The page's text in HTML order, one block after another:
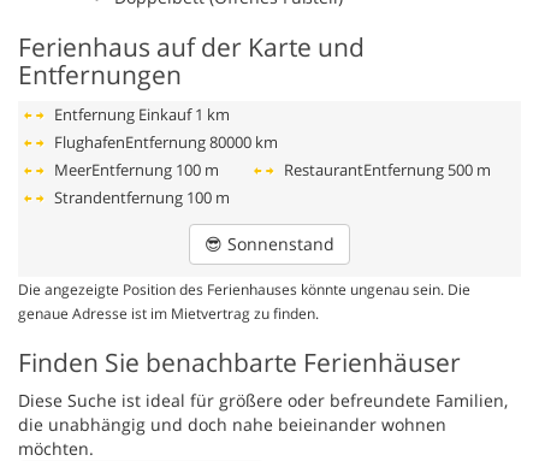
Ferienhaus auf der Karte und
Entfernungen
Entfernung Einkauf 1 km
FlughafenEntfernung80000 km
MeerEntfernung 100 m RestaurantEntfernung 500 m
Strandentfernung 100 m
😎 Sonnenstand
Die angezeigte Position des Ferienhauses könnte ungenau sein. Die
genaue Adresse ist im Mietvertrag zu finden.
Finden Sie benachbarte Ferienhäuser
Diese Suche ist ideal für größere oder befreundete Familien,
die unabhängig und doch nahe beieinander wohnen
möchten.